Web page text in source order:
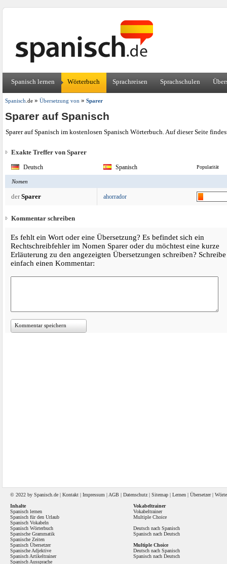
Spanisch lernen Wörterbuch Sprachreisen Sprachschulen
Spanisch .de» Übersetzung von» Sparer
Sparer auf Spanisch
Sparer auf Spanisch im kostenlosen Spanisch Wörterbuch. Auf dieser Seite
Exakte Treffer von Sparer
Deutsch Spanisch Popularität
Nomen
derSparer ahorrador
Kommentar schreiben
Es fehlt ein Wort oder eine Übersetzung? Es befindet sich ein
Rechtschreibfehler im Nomen Sparer oder du möchtest eine kurze
Erläuterung zu den angezeigten Übersetzungen schreiben? Schreibe
einfach einen Kommentar:
Kommentar speichern
© 2022 by Spanisch .de | Kontakt | Impressum | AGB | Datenschutz | Sitemap | Lernen | Übersetzer|
Inhalte
Spanisch lernen
Spanisch für den Urlaub
Spanisch Vokabeln
Spanisch Wörterbuch
Spanische Grammatik
Spanische Zeiten
Spanisch Übersetzer
Spanische Adjektive
Spanisch Artikeltrainer
Spanisch Aussprache
Vokabeltrainer
Vokabeltrainer
Multiple Choice
Deutsch nach Spanisch
Spanisch nach Deutsch
Multiple Choice
Deutsch nach Spanisch
Spanisch nach Deutsch